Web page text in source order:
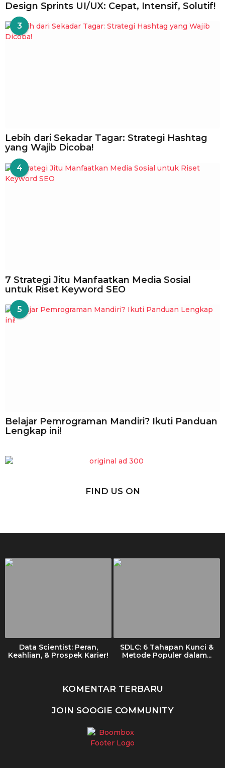
Design Sprints UI/UX: Cepat, Intensif, Solutif!
3
Lebih dari Sekadar Tagar: Strategi Hashtag
yang Wajib Dicoba!
4
7 Strategi Jitu Manfaatkan Media Sosial
untuk Riset Keyword SEO
5
Belajar Pemrograman Mandiri? Ikuti Panduan
Lengkap ini!
FIND US ON
Data Scientist: Peran,
Keahlian, & Prospek Karier!
SDLC: 6 Tahapan Kunci &
Metode Populer dalam...
KOMENTAR TERBARU
JOIN SOOGIE COMMUNITY